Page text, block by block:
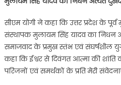
सीएम योगी ने कहा कि उत्तर प्रदेश के पूर्व
संस्थापक मुलायम सिंह यादव का निधन
समाजवाद के प्रमुख स्तंभ एवं संघर्षशील
कहा कि ईश्वर से दिवंगत आत्मा की
परिजनों एवं समर्थकों के प्रति मेरी